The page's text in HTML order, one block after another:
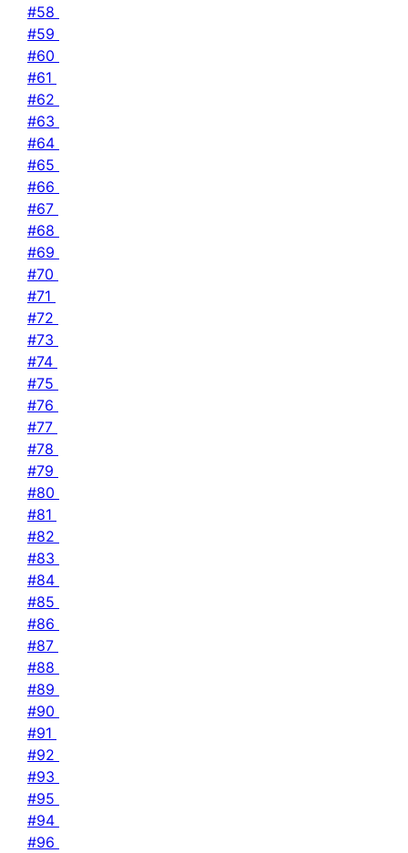
#58
#59
#60
#61
#62
#63
#64
#65
#66
#67
#68
#69
#70
#71
#72
#73
#74
#75
#76
#77
#78
#79
#80
#81
#82
#83
#84
#85
#86
#87
#88
#89
#90
#91
#92
#93
#95
#94
#96